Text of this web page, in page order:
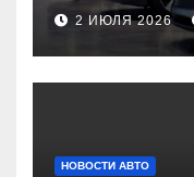
2 ИЮЛЯ 2026
НОВОСТИ АВТО